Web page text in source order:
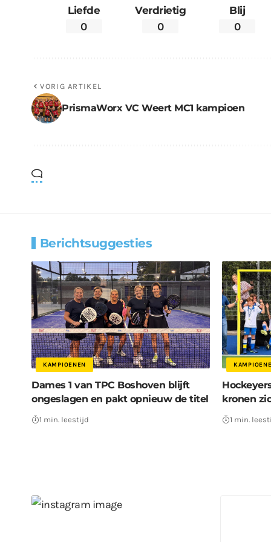
Liefde
0
Verdrietig
0
Blij
0
VORIG ARTIKEL
PrismaWorx VC Weert MC1 kampioen
Berichtsuggesties
KAMPIOENEN
Dames 1 van TPC Boshoven blijft
ongeslagen en pakt opnieuw de titel
1 min. leestijd
kronen
1 min.